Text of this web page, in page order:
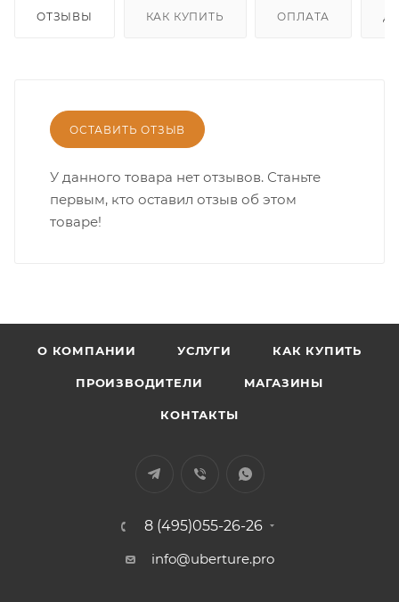
ОТЗЫВЫ КАК КУПИТЬ ОПЛАТА
ОСТАВИТЬ ОТЗЫВ
У данного товара нет отзывов. Станьте
первым, кто оставил отзыв об этом
товаре!
О КОМПАНИИ УСЛУГИ КАК КУПИТЬ
ПРОИЗВОДИТЕЛИ МАГАЗИНЫ
КОНТАКТЫ
8 (495)055-26-26
info@uberture.pro